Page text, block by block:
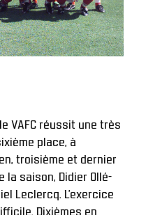
VAFC réussit une très
place, à
troisième et dernier
la saison, Didier Ollé-
Leclercq. L'exercice
Dixièmes en